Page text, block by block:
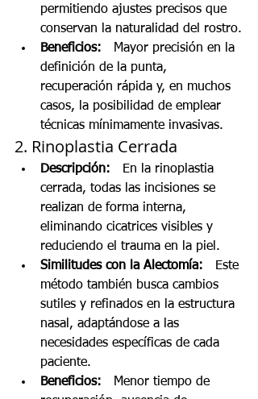
permitiendo ajustes precisos que
conservan la naturalidad del rostro.
Beneficios: Mayor precisión en la
definición de la punta,
recuperación rápida y, en muchos
casos, la posibilidad de emplear
técnicas mínimamente invasivas.
2. Rinoplastia Cerrada
Descripción: En la rinoplastia
cerrada, todas las incisiones se
realizan de forma interna,
eliminando cicatrices visibles y
reduciendo el trauma en la piel.
Similitudes con la Alectomía: Este
método también busca cambios
sutiles y refinados en la estructura
nasal, adaptándose a las
necesidades específicas de cada
paciente.
Beneficios: Menor tiempo de